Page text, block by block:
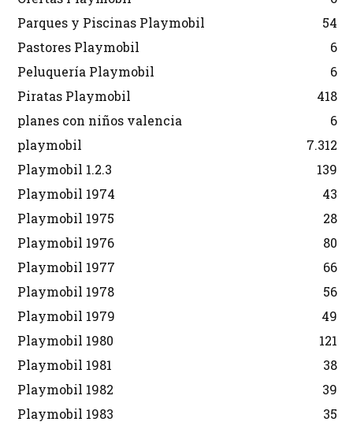
Parques y Piscinas Playmobil
54
Pastores Playmobil
6
Peluquería Playmobil
6
Piratas Playmobil
418
planes con niños valencia
6
playmobil
7.312
Playmobil 1.2.3
139
Playmobil 1974
43
Playmobil 1975
28
Playmobil 1976
80
Playmobil 1977
66
Playmobil 1978
56
Playmobil 1979
49
Playmobil 1980
121
Playmobil 1981
38
Playmobil 1982
39
Playmobil 1983
35